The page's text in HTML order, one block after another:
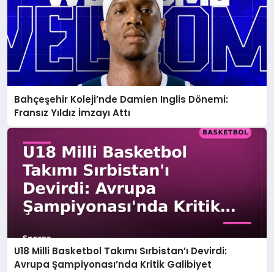
Bahçeşehir Koleji’nde Damien Inglis Dönemi:
Fransız Yıldız İmzayı Attı
U18 Milli Basketbol Takımı Sırbistan’ı Devirdi:
Avrupa Şampiyonası’nda Kritik Galibiyet